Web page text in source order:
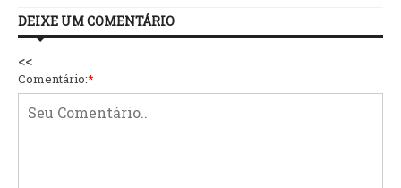
DEIXE UM COMENTÁRIO
<<
Comentário:*